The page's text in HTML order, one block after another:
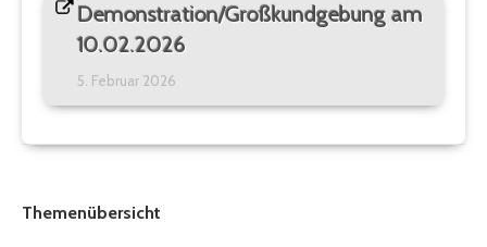
Demonstration/Großkundgebung am
10.02.2026
5. Februar 2026
Themenübersicht